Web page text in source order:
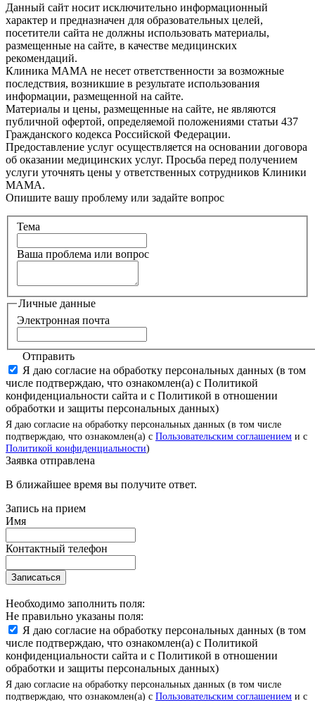
Данный сайт носит исключительно информационный
характер и предназначен для образовательных целей,
посетители сайта не должны использовать материалы,
размещенные на сайте, в качестве медицинских
рекомендаций.
Клиника МАМА не несет ответственности за возможные
последствия, возникшие в результате использования
информации, размещенной на сайте.
Материалы и цены, размещенные на сайте, не являются
публичной офертой, определяемой положениями статьи 437
Гражданского кодекса Российской Федерации.
Предоставление услуг осуществляется на основании договора
об оказании медицинских услуг. Просьба перед получением
услуги уточнять цены у ответственных сотрудников Клиники
МАМА.
Опишите вашу проблему или задайте вопрос
Тема
Ваша проблема или вопрос
Личные данные
Электронная почта
Отправить
Я даю согласие на обработку персональных данных (в том
числе подтверждаю, что ознакомлен(а) с Политикой
конфиденциальности сайта и с Политикой в отношении
обработки и защиты персональных данных)
Я даю согласие на обработку персональных данных (в том числе
подтверждаю, что ознакомлен(а) с Пользовательским соглашением и с
Политикой конфиденциальности)
Заявка отправлена
В ближайшее время вы получите ответ.
Запись на прием
Имя
Контактный телефон
Записаться
Необходимо заполнить поля:
Не правильно указаны поля:
Я даю согласие на обработку персональных данных (в том
числе подтверждаю, что ознакомлен(а) с Политикой
конфиденциальности сайта и с Политикой в отношении
обработки и защиты персональных данных)
Я даю согласие на обработку персональных данных (в том числе
подтверждаю, что ознакомлен(а) с Пользовательским соглашением и с